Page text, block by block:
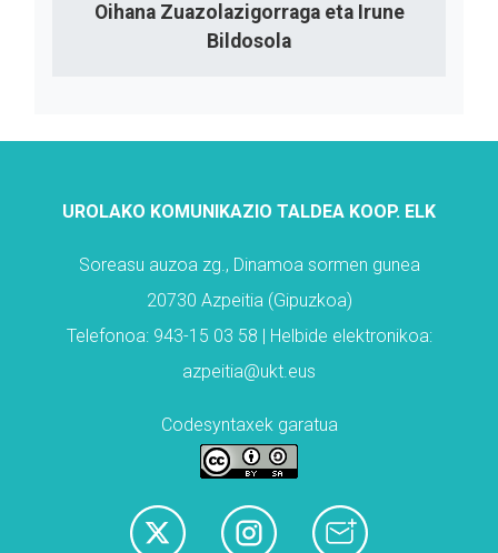
Oihana Zuazolazigorraga eta Irune
Bildosola
UROLAKO KOMUNIKAZIO TALDEA KOOP. ELK
Soreasu auzoa zg., Dinamoa sormen gunea
20730 Azpeitia (Gipuzkoa)
Telefonoa: 943-15 03 58 | Helbide elektronikoa:
azpeitia@ukt.eus
Codesyntaxek garatua